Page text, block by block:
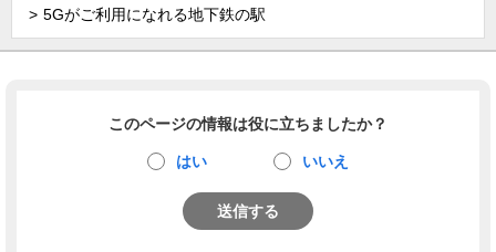
5Gがご利用になれる地下鉄の駅
このページの情報は役に立ちましたか？
はい いいえ
送信する